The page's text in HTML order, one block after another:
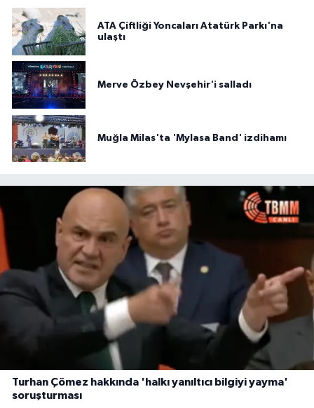
ATA Çiftliği Yoncaları Atatürk Parkı'na
ulaştı
Merve Özbey Nevşehir'i salladı
Muğla Milas'ta 'Mylasa Band' izdihamı
Turhan Çömez hakkında 'halkı yanıltıcı bilgiyi yayma'
soruşturması